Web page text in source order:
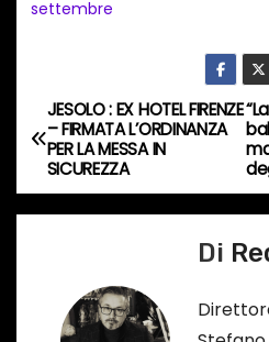
r
s
o
…
settembre
N
a
v
JESOLO : EX HOTEL FIRENZE
– FIRMATA L’ORDINANZA
PER LA MESSA IN
SICUREZZA
Di